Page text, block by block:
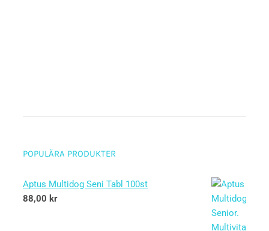
POPULÄRA PRODUKTER
Aptus Multidog Seni Tabl 100st
88,00 kr